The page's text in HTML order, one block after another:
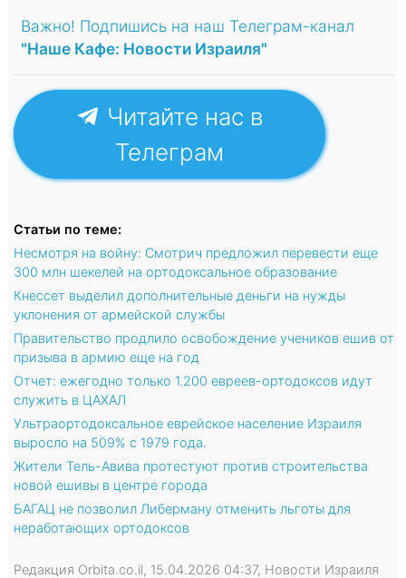
Важно! Подпишись на наш Телеграм-канал
"Наше Кафе: Новости Израиля"
Читайте нас в
Телеграм
Статьи по теме:
Несмотря на войну: Смотрич предложил перевести еще
300 млн шекелей на ортодоксальное образование
Кнессет выделил дополнительные деньги на нужды
уклонения от армейской службы
Правительство продлило освобождение учеников ешив от
призыва в армию еще на год
Отчет: ежегодно только 1.200 евреев-ортодоксов идут
служить в ЦАХАЛ
Ультраортодоксальное еврейское население Израиля
выросло на 509% с 1979 года.
Жители Тель-Авива протестуют против строительства
новой ешивы в центре города
БАГАЦ не позволил Либерману отменить льготы для
неработающих ортодоксов
Редакция Orbita.co.il, 15.04.2026 04:37, Новости Израиля